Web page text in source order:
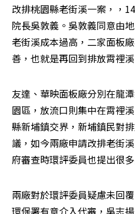
改排桃園縣老街溪一案，，
院長吳敦義。吳敦義同意由
老街溪成本過高，二家面板
善，也就是再回到排放霄裡溪
友達、華映面板廠分別在龍
園區，放流口則集中在霄裡
縣新埔鎮交界，新埔鎮民對
議，如今兩廠申請改排老街
府審查時環評委員也提出很多
兩廠對於環評委員疑慮未回
環保署有意介入代審，吳志